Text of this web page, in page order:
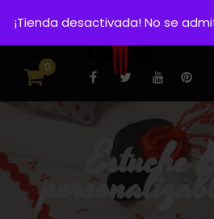
0
Estuche
¡Tienda desactivada! No se